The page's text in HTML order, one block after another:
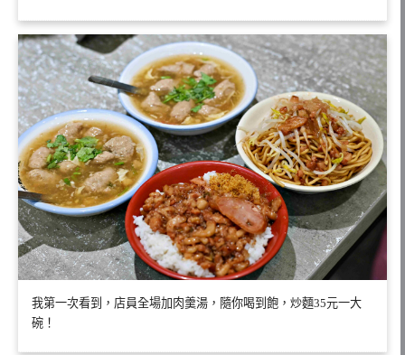
我第一次看到，店員全場加肉羹湯，隨你喝到飽，炒麵35元一大
碗！